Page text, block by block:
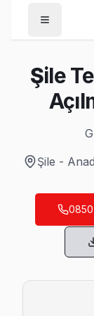
/Şile
Telenova
Son
Balibey
Şile
Şile -
0850